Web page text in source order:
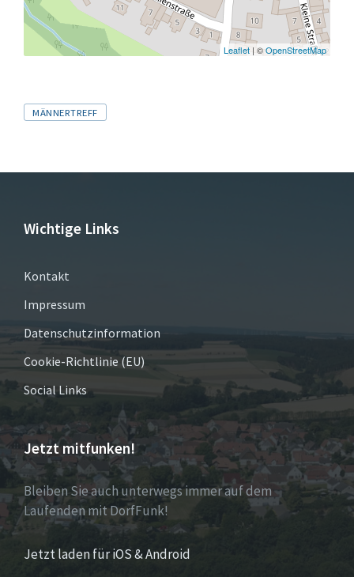
Leaflet | ©OpenStreetMap
Tags
MÄNNERTREFF
Wichtige Links
Kontakt
Impressum
Datenschutzinformation
Cookie-Richtlinie (EU)
Social Links
Jetzt mitfunken!
Bleiben Sie auch unterwegs immer auf dem
Laufenden mit DorfFunk!
Jetzt laden für iOS & Android